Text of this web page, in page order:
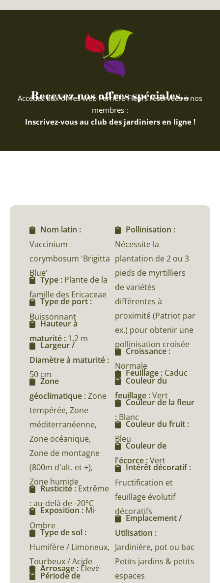
Recevez nos offres spéciales...
Accédez aux offres web Ferriere Fleurs réservées à nos
membres :
Inscrivez-vous au club des jardiniers en ligne !
Nom latin :
Vaccinium
corymbosum 'Brigitta
Blue'
Type : Plante de la
famille des Ericaceae
Type de port :
Buissonnant
Hauteur à
maturité : 1,2 m
Largeur /
Diamètre à maturité :
50 cm
Zone
géoclimatique :Zone
tempérée, Zone
méditerranéenne,
Zone océanique,
Zone de montagne
(800m d'alt. et +),
Zone humide
Rusticité : Extrême
: au-delà de -20°C
Exposition : Mi-
Ombre
Type de sol :
Humifère / Limoneux,
Tourbeux / Acide
Arrosage : Élevé
Période de
Pollinisation :
Nécessite la
plantation de 2 ou 3
pieds de myrtilliers
de variétés
différentes à
proximité (Patriot par
ex.) pour obtenir une
pollinisation croisée
Croissance :
Normale
Feuillage : Caduc
Couleur du
feuillage :Vert
Couleur de la fleur
: Blanc
Couleur du fruit :
Bleu
Couleur de
l'écorce :Vert
Intérêt décoratif :
Fructification et
feuillage évolutif
décoratifs
Emplacement /
Utilisation :
Jardinière, pot ou bac
Petits jardins & petits
espaces